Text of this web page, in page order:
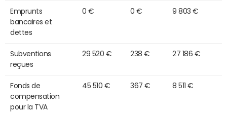
Emprunts
bancaires et
dettes
0 € 0 € 9 803 €
Subventions
reçues
29 520 € 238 € 27 186 €
Fonds de
compensation
pour la TVA
45 510 € 367 € 8 511 €